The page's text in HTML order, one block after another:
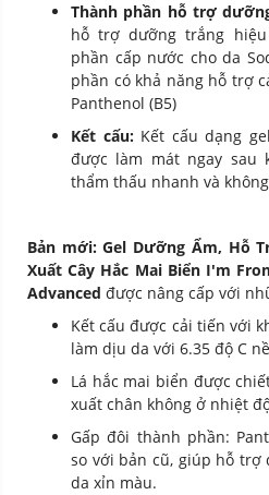
Thành phần hỗ trợ
hỗ trợ dưỡng trắng
phần cấp nước cho da
phần có khả năng hỗ trợ
Panthenol (B5)
Kết cấu: Kết cấu dạng
được làm mát ngay sau
thẩm thấu nhanh và
Bản mới: Gel Dưỡng Ẩm, Hỗ
Xuất Cây Hắc Mai Biển I'm
Advanced được nâng cấp với
Kết cấu được cải tiến với
làm dịu da với 6.35 độ C
Lá hắc mai biển được
xuất chân không ở nhiệt
Gấp đôi thành phần:
so với bản cũ, giúp hỗ trợ
da xỉn màu.